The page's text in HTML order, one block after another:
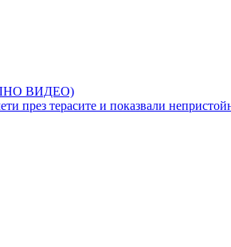
ВИДЕО)
през терасите и показвали